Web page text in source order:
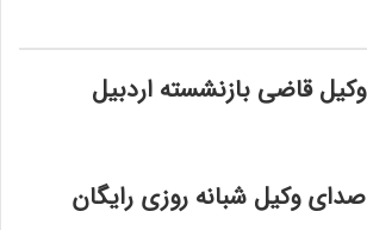
وکیل قاضی بازنشسته اردبیل
صدای وکیل شبانه روزی رایگان